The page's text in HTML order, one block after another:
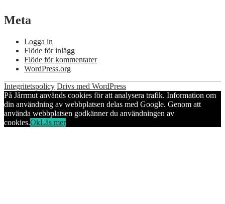
Meta
Logga in
Flöde för inlägg
Flöde för kommentarer
WordPress.org
Integritetspolicy Drivs med WordPress
På Jårrmut används cookies för att analysera trafik. Information om
din användning av webbplatsen delas med Google. Genom att
använda webbplatsen godkänner du användningen av
cookies.OkLäs mer